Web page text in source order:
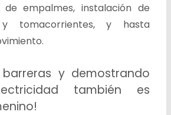
empalmes, instalación de
y tomacorrientes, y hasta
barreras y demostrando
también es